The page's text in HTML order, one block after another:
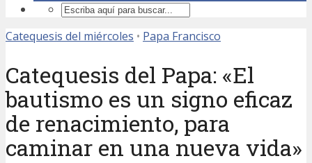
Catequesis del miércoles • Papa Francisco
Catequesis del Papa: «El
bautismo es un signo eficaz
de renacimiento, para
caminar en una nueva vida»